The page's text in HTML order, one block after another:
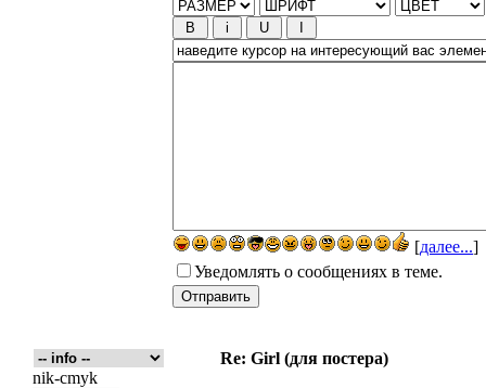
Re: Girl (для постера)
nik-cmyk
[далее...]
Уведомлять о сообщениях в теме.